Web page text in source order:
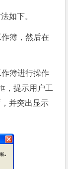
如下。
簿，然后在
簿进行操作
，提示用户工
并突出显示